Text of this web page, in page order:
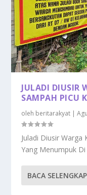
JULADI DIUSIR
SAMPAH PICU
oleh beritarakyat |
Juladi Diusir Warga
Yang Menumpuk Di
BACA